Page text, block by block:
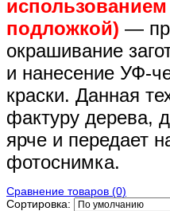
подложкой) —
окрашивание
и нанесение УФ-
краски. Данная
фактуру дерева,
ярче и передает
фотоснимка.
Сравнение товаров (0)
Сортировка: